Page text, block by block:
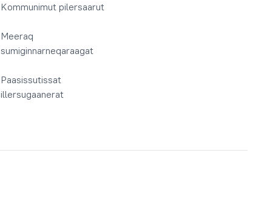
Kommunimut pilersaarut
Meeraq
sumiginnarneqaraagat
Paasissutissat
illersugaanerat